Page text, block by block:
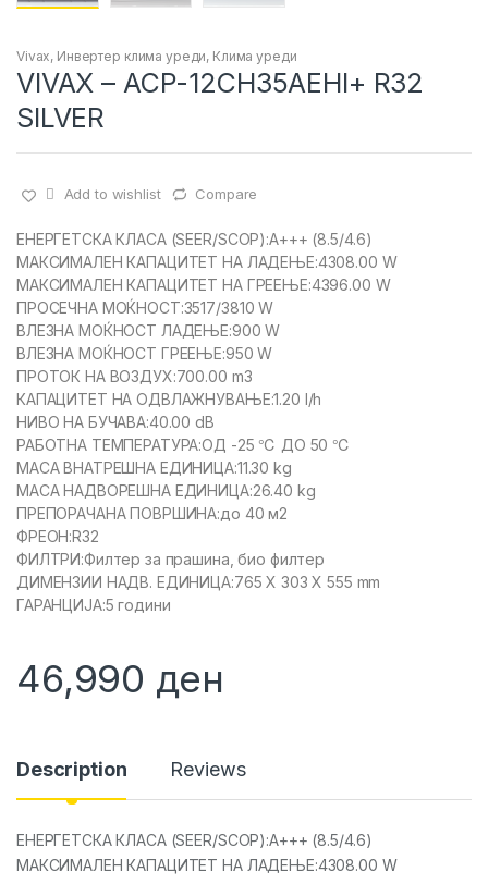
Vivax, Инвертер клима уреди, Клима уреди
VIVAX – ACP-12CH35AEHI+ R32
SILVER
Add to wishlist Compare
ЕНЕРГЕТСКА КЛАСА (SEER/SCOP):A+++ (8.5/4.6)
МАКСИМАЛЕН КАПАЦИТЕТ НА ЛАДЕЊЕ:4308.00 W
МАКСИМАЛЕН КАПАЦИТЕТ НА ГРЕЕЊЕ:4396.00 W
ПРОСЕЧНА МОЌНОСТ:3517/3810 W
ВЛЕЗНА МОЌНОСТ ЛАДЕЊЕ:900 W
ВЛЕЗНА МОЌНОСТ ГРЕЕЊЕ:950 W
ПРОТОК НА ВОЗДУХ:700.00 m3
КАПАЦИТЕТ НА ОДВЛАЖНУВАЊЕ:1.20 l/h
НИВО НА БУЧАВА:40.00 dB
РАБОТНА ТЕМПЕРАТУРА:ОД -25 ℃ ДО 50 ℃
МАСА ВНАТРЕШНА ЕДИНИЦА:11.30 kg
МАСА НАДВОРЕШНА ЕДИНИЦА:26.40 kg
ПРЕПОРАЧАНА ПОВРШИНА:до 40 м2
ФРЕОН:R32
ФИЛТРИ:Филтер за прашина, био филтер
ДИМЕНЗИИ НАДВ. ЕДИНИЦА:765 X 303 X 555 mm
ГАРАНЦИЈА:5 години
46,990 ден
Description Reviews
ЕНЕРГЕТСКА КЛАСА (SEER/SCOP):A+++ (8.5/4.6)
МАКСИМАЛЕН КАПАЦИТЕТ НА ЛАДЕЊЕ:4308.00 W